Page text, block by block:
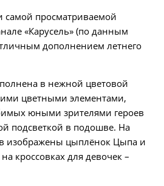
просматриваемой
«Карусель» (по данным
дополнением летнего
в нежной цветовой
цветными элементами,
юными зрителями героев
подсветкой в подошве. На
изображены цыплёнок Цыпа и
кроссовках для девочек –